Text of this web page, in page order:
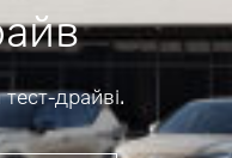
драйві.